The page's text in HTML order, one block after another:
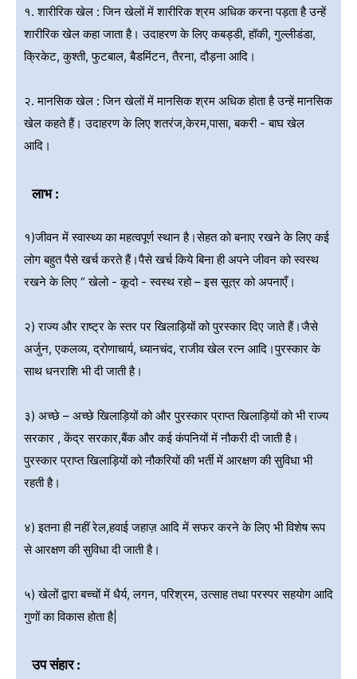
१. शारीरिक खेल : जिन खेलों में शारीरिक श्रम अधिक करना पड़ता है उन्हें
शारीरिक खेल कहा जाता है। उदाहरण के लिए कबड्डी, हॉकी, गुल्लीडंडा,
क्रिकेट, कुश्ती, फुटबाल, बैडमिंटन, तैरना, दौड़ना आदि।
२. मानसिक खेल : जिन खेलों में मानसिक श्रम अधिक होता है उन्हें मानसिक
खेल कहते हैं। उदाहरण के लिए शतरंज,केरम,पासा, बकरी - बाघ खेल
आदि।
लाभ :
१)जीवन में स्वास्थ्य का महत्वपूर्ण स्थान है।सेहत को बनाए रखने के लिए कई
लोग बहुत पैसे खर्च करते हैं।पैसे खर्च किये बिना ही अपने जीवन को स्वस्थ
रखने के लिए “ खेलो - कूदो - स्वस्थ रहो – इस सूत्र को अपनाएँ।
२) राज्य और राष्ट्र के स्तर पर खिलाड़ियों को पुरस्कार दिए जाते हैं।जैसे
अर्जुन, एकलव्य, द्रोणाचार्य, ध्यानचंद, राजीव खेल रत्न आदि।पुरस्कार के
साथ धनराशि भी दी जाती है।
३) अच्छे – अच्छे खिलाड़ियों को और पुरस्कार प्राप्त खिलाड़ियों को भी राज्य
सरकार , केंद्र सरकार,बैंक और कई कंपनियों में नौकरी दी जाती है।
पुरस्कार प्राप्त खिलाड़ियों को नौकरियों की भर्ती में आरक्षण की सुविधा भी
रहती है।
४) इतना ही नहीं रेल,हवाई जहाज़ आदि में सफर करने के लिए भी विशेष रूप
से आरक्षण की सुविधा दी जाती है।
५) खेलों द्वारा बच्चों में धैर्य, लगन, परिश्रम, उत्साह तथा परस्पर सहयोग आदि
गुणों का विकास होता है|
उप संहार :